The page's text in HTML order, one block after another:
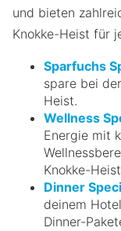
und bieten
Knokke-Heist für
Sparfuchs
spare bei
Heist.
Wellness
Energie mit
Knokke-
Dinner
deinem
Dinner-